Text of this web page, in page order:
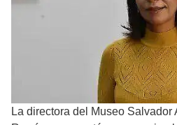
La directora del Museo Salvador